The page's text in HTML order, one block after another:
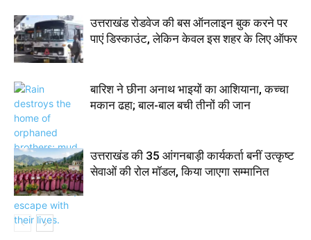
उत्तराखंड रोडवेज की बस ऑनलाइन बुक करने पर
पाएं डिस्काउंट, लेकिन केवल इस शहर के लिए ऑफर
बारिश ने छीना अनाथ भाइयों का आशियाना, कच्चा
मकान ढहा; बाल-बाल बची तीनों की जान
उत्तराखंड की 35 आंगनबाड़ी कार्यकर्ता बनीं उत्कृष्ट
सेवाओं की रोल मॉडल, किया जाएगा सम्मानित